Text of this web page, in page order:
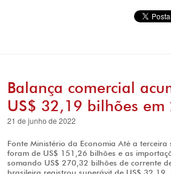
Balança comercial
US$ 32,19 bilhões em
21 de junho de 2022
Fonte Ministério da Economia Até a
foram de US$ 151,26 bilhões e as
somando US$ 270,32 bilhões de corrente